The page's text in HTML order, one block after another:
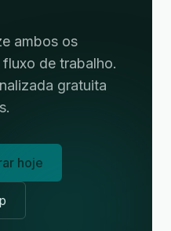
ambos os
de trabalho.
gratuita
hoje